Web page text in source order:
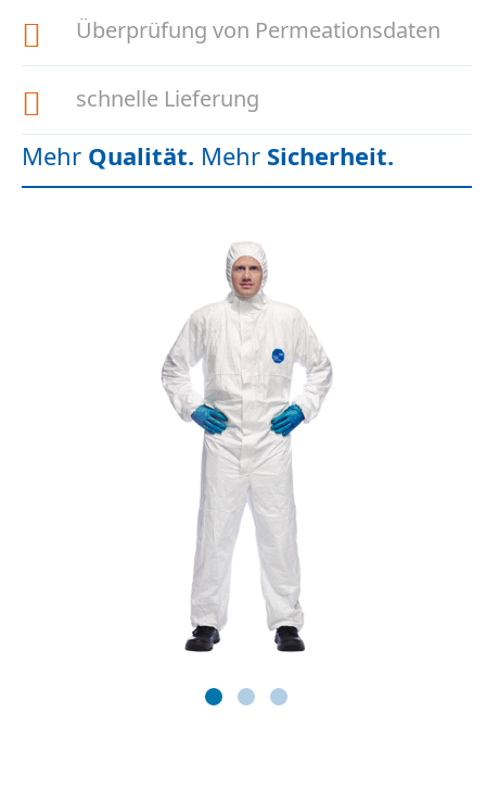
Überprüfung von Permeationsdaten
schnelle Lieferung
Mehr Qualität. Mehr Sicherheit.